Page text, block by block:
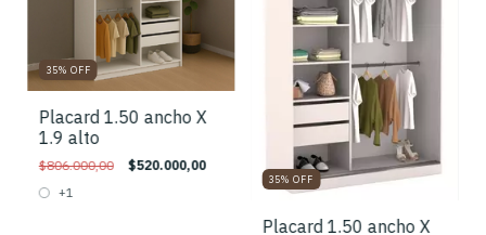
35% OFF
Placard 1.50 ancho X
1.9 alto
$806.000,00 $520.000,00
+1
35%OFF
Placard 1.50 ancho X